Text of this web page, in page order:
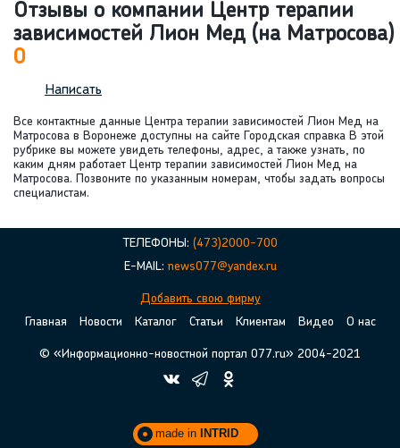
Отзывы о компании Центр терапии
зависимостей Лион Мед (на Матросова)
0
Написать
Все контактные данные Центра терапии зависимостей Лион Мед на
Матросова в Воронеже доступны на сайте Городская справка В этой
рубрике вы можете увидеть телефоны, адрес, а также узнать, по
каким дням работает Центр терапии зависимостей Лион Мед на
Матросова. Позвоните по указанным номерам, чтобы задать вопросы
специалистам.
ТЕЛЕФОНЫ: (473)2000-700
E-MAIL: news077@yandex.ru
Добавить свою фирму
Главная
Новости Каталог Статьи Клиентам Видео О нас
© «Информационно-новостной портал 077.ru» 2004-2021
made in INTRID